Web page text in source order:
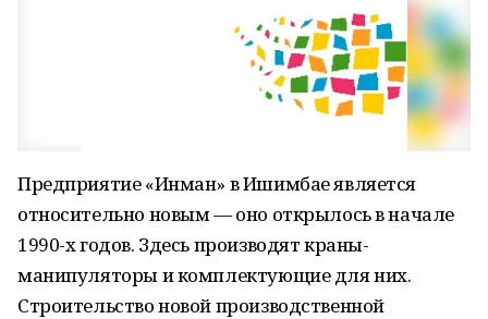
Предприятие «Инман» в Ишимбае является
относительно новым — оно открылось в начале
1990-х годов. Здесь производят краны-
манипуляторы и комплектующие для них.
Строительство новой производственной